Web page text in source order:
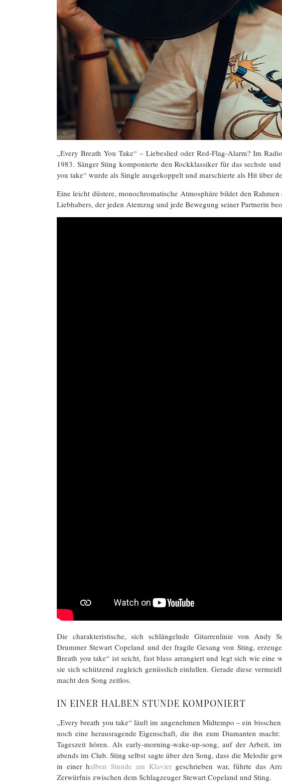
„Every Breath You Take“ – Liebeslied oder Red-Flag-Alarm? Im
1983. Sänger Sting komponierte den Rockklassiker für das sechste
you take“ wurde als Single ausgekoppelt und marschierte als Hit über
Eine leicht düstere, monochromatische Atmosphäre bildet den
Liebhabers, der jeden Atemzug und jede Bewegung seiner Partnerin
Die charakteristische, sich schlängelnde Gitarrenlinie von Andy
Drummer Stewart Copeland und der fragile Gesang von Sting,
Breath you take“ ist seicht, fast blass arrangiert und legt sich wie
sie sich schützend zugleich genüsslich einlullen. Gerade diese
macht den Song zeitlos.
IN EINER HALBEN STUNDE KOMPONIERT
„Every breath you take“ läuft im angenehmen Midtempo – ein
noch eine herausragende Eigenschaft, die ihn zum Diamanten
Tageszeit hören. Als early-morning-wake-up-song, auf der Arbeit,
abends im Club. Sting selbst sagte über den Song, dass die Melodie
in einer halben Stunde am Klaviergeschrieben war, führte das
Zerwürfnis zwischen dem Schlagzeuger Stewart Copeland und Sting.